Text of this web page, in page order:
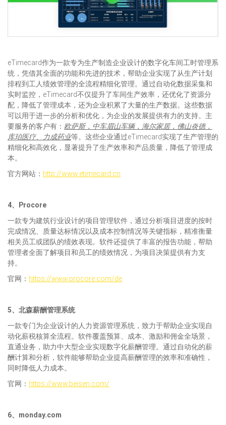
eTimecard作为一款专为生产制造企业设计的数字化车间工时管理系
统，凭借其全面的功能和先进的技术，帮助企业实现了从生产计划
排程到工人绩效管理的全流程精细化管理。通过自动化数据采集和
实时监控，eTimecard不仅提升了车间生产效率，还优化了资源分
配，降低了管理成本，还为企业积累了大量的生产数据。这些数据
可以用于进一步的分析和优化，为企业的发展提供有力的支持。主
要服务的客户有： 欧萨斯，中车眉山车辆，海尔家居，佛山炎德，
库珀医疗、 力成药业等。这些企业通过eTimecard实现了生产管理的
精细化和高效化，显著提升了生产效率和产品质量，降低了管理成
本。
官方网站： http://www.etimecard.cn
4、Procore
一款专为建筑行业设计的项目管理软件，通过分析项目进度的按时
完成情况、质量达标情况以及成本控制情况等关键指标，精准衡量
相关员工或团队的绩效表现。软件还提供了丰富的报告功能，帮助
管理者全面了解项目和员工的绩效情况，为项目决策提供有力支
持。
官网： https://www.procore.com/de
5、 北森薪酬管理系统
一款专门为企业设计的人力资源管理系统，致力于帮助企业实现自
动化薪税核算全流程。软件覆盖预算、成本、激励和佣金全场景，
直通业务，助力中大型企业实现数字化薪酬管理。通过自动化的薪
酬计算和分析，软件能够帮助企业提高薪酬管理的效率和准确性，
同时降低人力成本。
官网： https://www.beisen.com/
6、 monday.com